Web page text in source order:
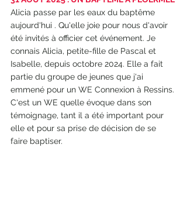
Alicia passe par les eaux du baptême
aujourd'hui . Qu'elle joie pour nous d'avoir
été invités à officier cet événement. Je
connais Alicia, petite-fille de Pascal et
Isabelle, depuis octobre 2024. Elle a fait
partie du groupe de jeunes que j'ai
emmené pour un WE Connexion à Ressins.
C'est un WE quelle évoque dans son
témoignage, tant il a été important pour
elle et pour sa prise de décision de se
faire baptiser.